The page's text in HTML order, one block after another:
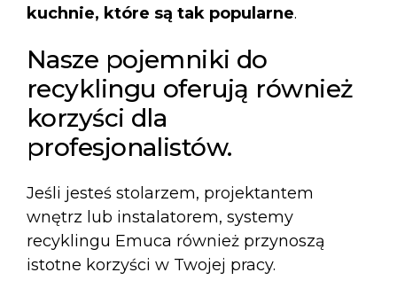
kuchnie, które są tak popularne.
Nasze pojemniki do
recyklingu oferują również
korzyści dla
profesjonalistów.
Jeśli jesteś stolarzem, projektantem
wnętrz lub instalatorem, systemy
recyklingu Emuca również przynoszą
istotne korzyści w Twojej pracy.